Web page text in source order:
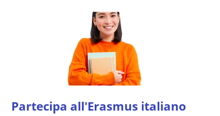
Partecipa all'Erasmus italiano